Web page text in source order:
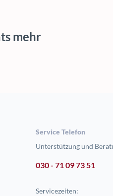
mehr
Service Telefon
Unterstützung und
030 - 71 09 73 51
Servicezeiten: